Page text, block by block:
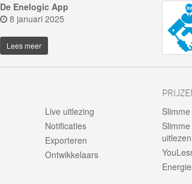
De Enelogic App
8 januari 2025
Lees meer
Live uitlezing
Notificaties
Exporteren
Ontwikkelaars
uitlezen